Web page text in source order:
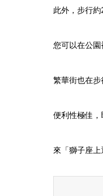
此外，步行
您可以在公
繁華街也在步
便利性極佳，
來「獅子座上